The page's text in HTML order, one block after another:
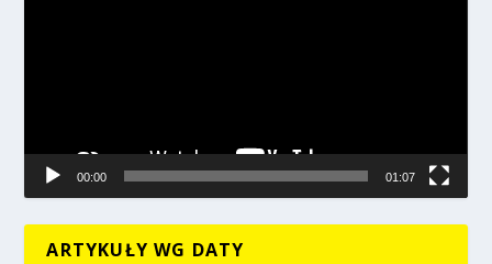
00:00 01:07
ARTYKUŁY WG DATY